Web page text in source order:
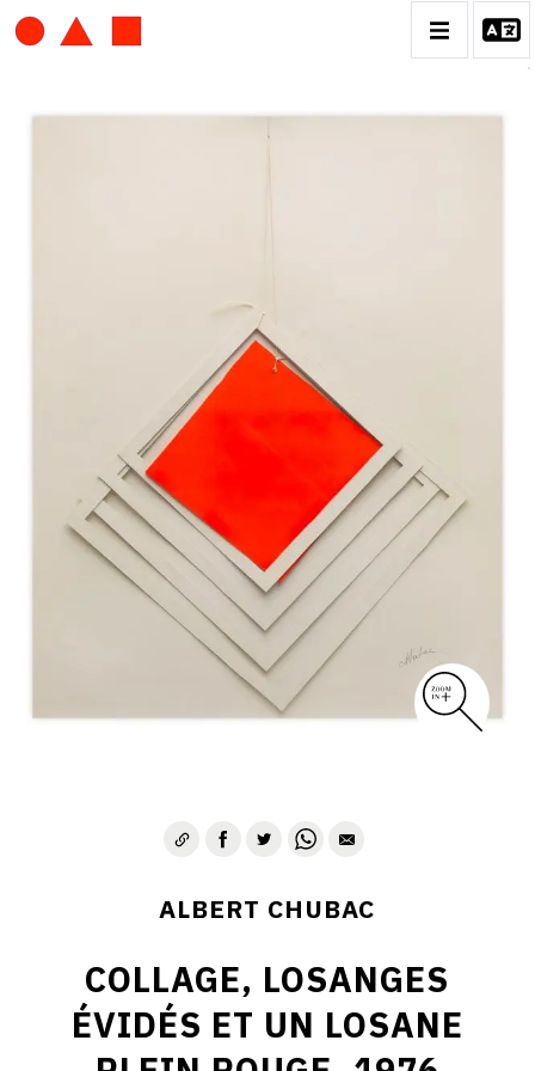
CATALOGUE DES OEUVRES
CONTACT
ALBERT CHUBAC
COLLAGE, LOSANGES
ÉVIDÉS ET UN LOSANE